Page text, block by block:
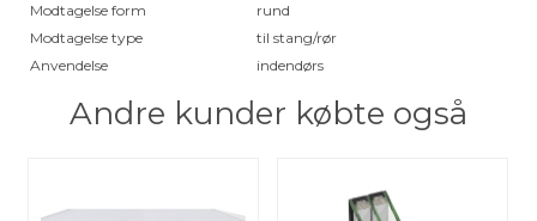
Modtagelse form
rund
Modtagelse type
til stang/rør
Anvendelse
indendørs
Andre kunder købte også